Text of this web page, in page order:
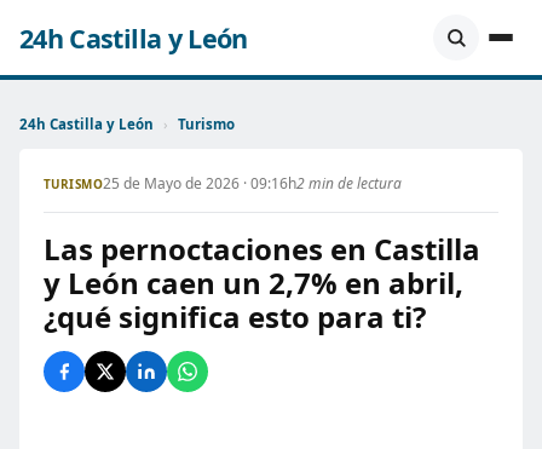
24h Castilla y León
24h Castilla y León › Turismo
TURISMO25 de Mayo de 2026 · 09:16h2 min de lectura
Las pernoctaciones en Castilla
y León caen un 2,7% en abril,
¿qué significa esto para ti?